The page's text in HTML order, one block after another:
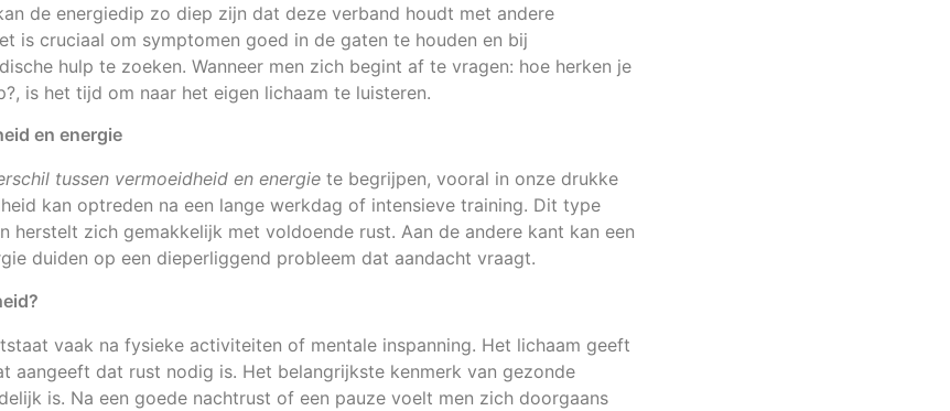
de energiedip zo diep zijn dat deze verband houdt met andere
is cruciaal om symptomen goed in de gaten te houden en bij
hulp te zoeken. Wanneer men zich begint af te vragen: hoe herken je
is het tijd om naar het eigen lichaam te luisteren.
en energie
tussen vermoeidheid en energie te begrijpen, vooral in onze drukke
kan optreden na een lange werkdag of intensieve training. Dit type
herstelt zich gemakkelijk met voldoende rust. Aan de andere kant kan een
duiden op een dieperliggend probleem dat aandacht vraagt.
vaak na fysieke activiteiten of mentale inspanning. Het lichaam geeft
aangeeft dat rust nodig is. Het belangrijkste kenmerk van gezonde
is. Na een goede nachtrust of een pauze voelt men zich doorgaans